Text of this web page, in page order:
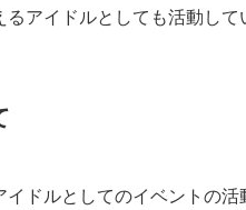
アイドルとしても活動して
イドルとしてのイベントの